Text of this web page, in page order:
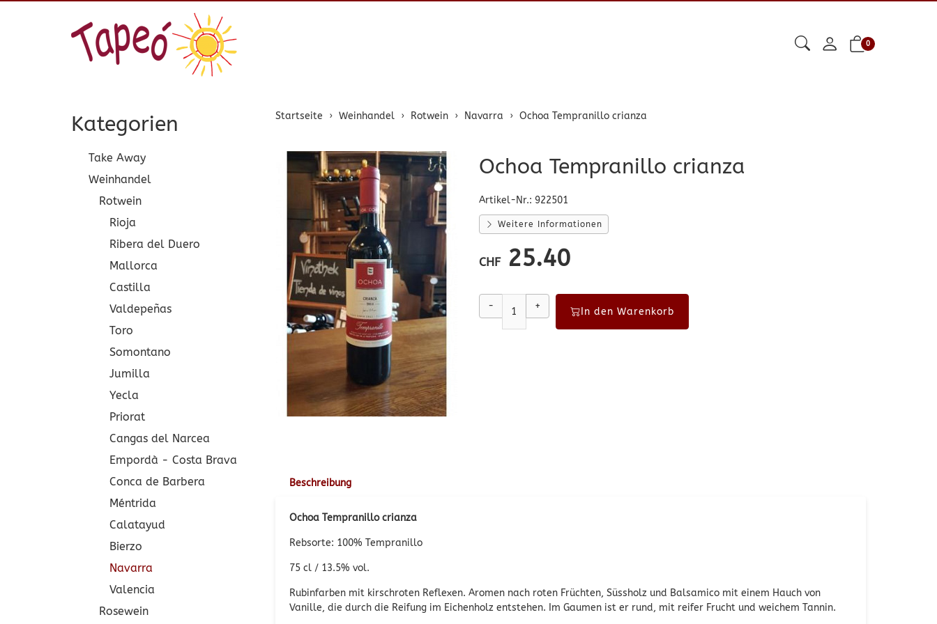
0
Startseite Weinhandel Rotwein Navarra Ochoa Tempranillo crianza
Ochoa Tempranillo crianza
Artikel-Nr.: 922501
Weitere Informationen
CHF 25.40
- + In den Warenkorb
Beschreibung
Ochoa Tempranillo crianza
Rebsorte: 100% Tempranillo
75 cl / 13.5% vol.
Rubinfarben mit kirschroten Reflexen. Aromen nach roten Früchten, Süssholz und Balsamico mit einem Hauch von
Vanille, die durch die Reifung im Eichenholz entstehen. Im Gaumen ist er rund, mit reifer Frucht und weichem Tannin.
Kategorien
Take Away
Weinhandel
Rotwein
Rioja
Ribera del Duero
Mallorca
Castilla
Valdepeñas
Toro
Somontano
Jumilla
Yecla
Priorat
Cangas del Narcea
Empordà - Costa Brava
Conca de Barbera
Méntrida
Calatayud
Bierzo
Navarra
Valencia
Rosewein